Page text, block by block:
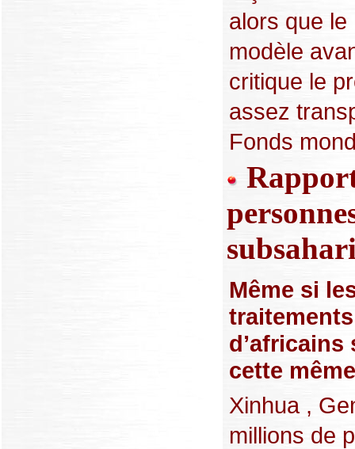
alors que le
modèle
critique le
assez
Fonds
Même si
d’africains
cette
Xinhua ,
millions de